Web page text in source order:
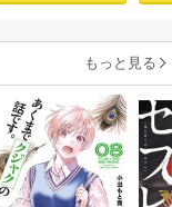
本】 1
もっと見る